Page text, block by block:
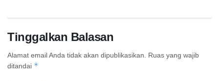
Tinggalkan Balasan
Alamat email Anda tidak akan dipublikasikan. Ruas yang wajib
ditandai *